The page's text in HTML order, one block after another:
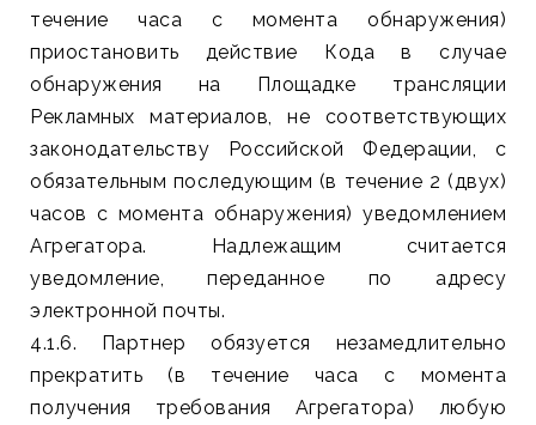
течение часа с момента обнаружения)
приостановить действие Кода в случае
обнаружения на Площадке трансляции
Рекламных материалов, не соответствующих
законодательству Российской Федерации, с
обязательным последующим (в течение 2 (двух)
часов с момента обнаружения) уведомлением
Агрегатора. Надлежащим считается
уведомление, переданное по адресу
электронной почты.
4.1.6. Партнер обязуется незамедлительно
прекратить (в течение часа с момента
получения требования Агрегатора) любую